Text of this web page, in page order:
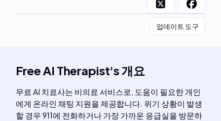
업데이트 도구
Free AI Therapist's개요
무료 AI 치료사는 비의료 서비스로, 도움이 필요한 개인
에게 온라인 채팅 지원을 제공합니다. 위기 상황이 발생
할 경우 911에 전화하거나 가장 가까운 응급실을 방문하